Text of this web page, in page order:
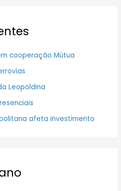
cooperação Mútua
Leopoldina
afeta investimento